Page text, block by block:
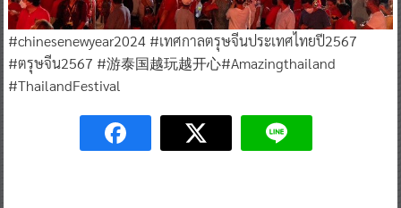
#chinesenewyear2024 #เทศกาลตรุษจีนประเทศไทยปี2567
#ตรุษจีน2567 #游泰国越玩越开心#Amazingthailand
#ThailandFestival